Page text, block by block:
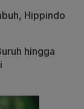
Hippindo
hingga